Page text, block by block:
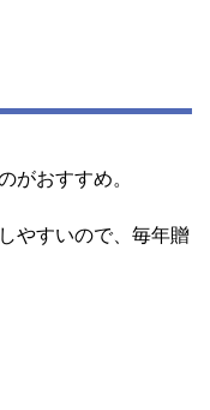
がおすすめ。
やすいので、毎年贈